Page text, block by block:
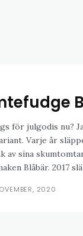
för julgodis nu?
Varje år
av sina
Blåbär. 2017
2020